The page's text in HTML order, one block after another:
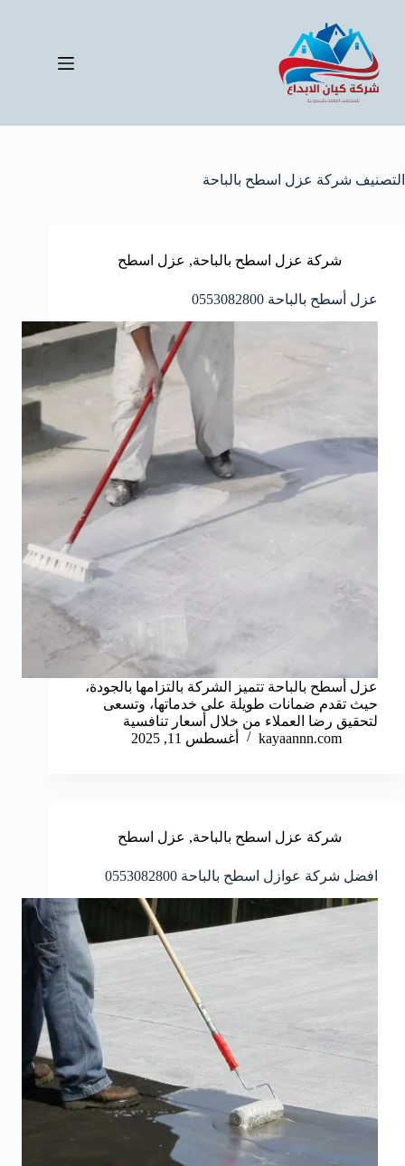
المحتوى
التصنيف شركة عزل اسطح بالباحة
شركة عزل اسطح بالباحة, عزل اسطح
عزل أسطح بالباحة 0553082800
عزل أسطح بالباحة تتميز الشركة بالتزامها بالجودة،
حيث تقدم ضمانات طويلة على خدماتها، وتسعى
لتحقيق رضا العملاء من خلال أسعار تنافسية
kayaannn.com
أغسطس 11, 2025
شركة عزل اسطح بالباحة, عزل اسطح
افضل شركة عوازل اسطح بالباحة 0553082800